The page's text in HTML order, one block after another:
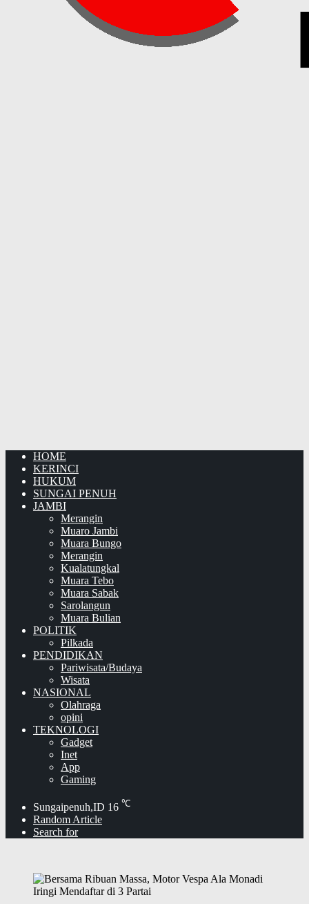
HOME
KERINCI
HUKUM
SUNGAI PENUH
JAMBI
Merangin
Muaro Jambi
Muara Bungo
Merangin
Kualatungkal
Muara Tebo
Muara Sabak
Sarolangun
Muara Bulian
POLITIK
Pilkada
PENDIDIKAN
Pariwisata/Budaya
Wisata
NASIONAL
Olahraga
opini
TEKNOLOGI
Gadget
Inet
App
Gaming
Sungaipenuh,ID 16 ℃
Random Article
Search for